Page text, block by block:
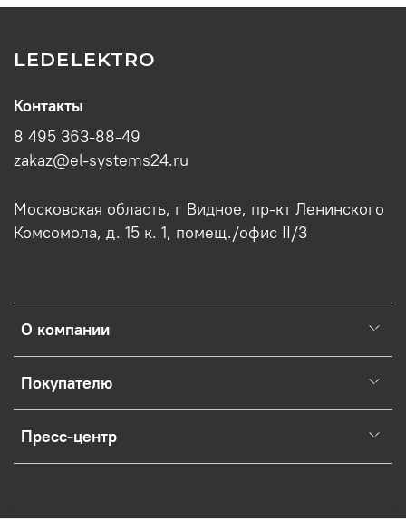
LEDELEKTRO
О компании
Покупателю
Пресс-центр
Контакты
8 495 363-88-49
zakaz@el-systems24.ru
Московская область, г Видное, пр-кт Ленинского
Комсомола, д. 15 к. 1, помещ./офис II/3